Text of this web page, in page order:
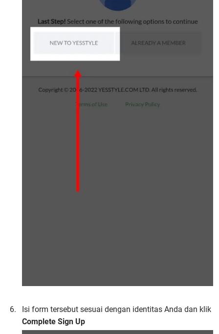
Isi form tersebut sesuai dengan identitas Anda dan klik
Complete Sign Up